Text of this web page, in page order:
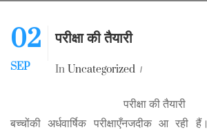
02
SEP
परीक्षा की तैयारी
In Uncategorized
परीक्षा की तैयारी
बच्चोंकी अर्धवार्षिक परीक्षाएँनजदीक आ रही हैं।